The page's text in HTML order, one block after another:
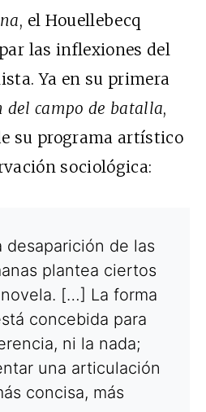
, el Houellebecq
las inflexiones del
Ya en su primera
del campo de batalla,
su programa artístico
sociológica:
desaparición de las
plantea ciertos
[…] La forma
concebida para
ni la nada;
una articulación
concisa, más